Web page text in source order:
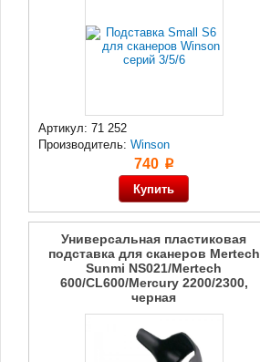
Артикул: 71 252
Производитель: Winson
740 p
Универсальная пластиковая
подставка для сканеров Mertech
Sunmi NS021/Mertech
600/CL600/Mercury 2200/2300,
черная